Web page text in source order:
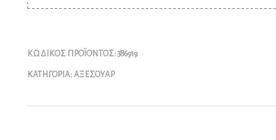
ΚΩΔΙΚΌΣ ΠΡΟΪΌΝΤΟΣ: 386919
ΚΑΤΗΓΟΡΊΑ: ΑΞΕΣΟΥΆΡ